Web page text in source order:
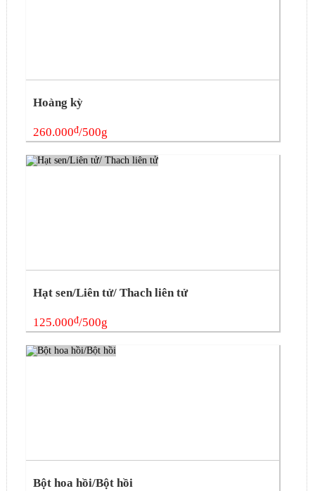
Hoàng kỳ
260.000đ/500g
Hạt sen/Liên tử/ Thach liên tử
125.000đ/500g
Bột hoa hồi/Bột hồi